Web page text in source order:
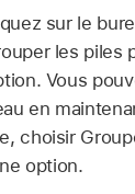
sur le
les piles
Vous
en
choisir
option.